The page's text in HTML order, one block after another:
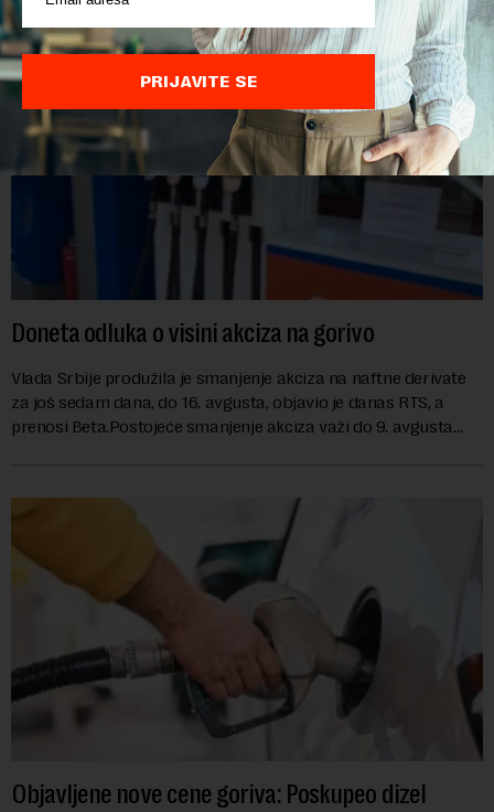
Doneta odluka o visini akciza na gorivo
Vlada Srbije produžila je smanjenje akciza na naftne derivate
za još sedam dana, do 16. avgusta, objavio je danas RTS, a
prenosi Beta.Postojeće smanjenje akciza važi do 9. avgusta
Objavljene nove cene goriva: Poskupeo dizel
PRIJAVITE SE